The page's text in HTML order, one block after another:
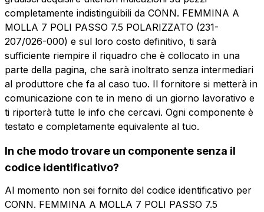
Telefono
Email
Azienda
Note
Scheda tecnica
Nome Telefono
Email
Azienda Ruolo
Note
completamente indistinguibili da CONN. FEMMINA A
MOLLA 7 POLI PASSO 7.5 POLARIZZATO (231-
207/026-000) e sul loro costo definitivo, ti sarà
sufficiente riempire il riquadro che è collocato in una
parte della pagina, che sarà inoltrato senza intermediari
al produttore che fa al caso tuo. Il fornitore si metterà in
comunicazione con te in meno di un giorno lavorativo e
ti riporterà tutte le info che cercavi. Ogni componente è
testato e completamente equivalente al tuo.
In che modo trovare un componente senza il
codice identificativo?
Al momento non sei fornito del codice identificativo per
CONN. FEMMINA A MOLLA 7 POLI PASSO 7.5